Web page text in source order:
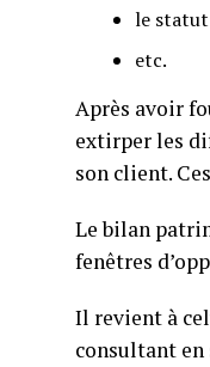
le
etc.
Après avoir
extirper les
son client.
Le bilan
fenêtres
Il revient à
consultant